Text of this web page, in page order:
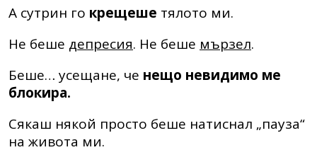
А сутрин го крещеше тялото ми.
Не беше депресия. Не беше мързел.
Беше… усещане, че нещо невидимо ме
блокира.
Сякаш някой просто беше натиснал „пауза“
на живота ми.